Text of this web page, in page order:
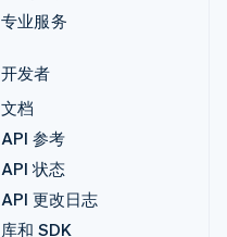
专业服务
开发者
文档
API 参考
API 状态
API 更改日志
库和 SDK